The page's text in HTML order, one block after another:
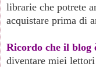
librarie che potrete
acquistare prima di
Ricordo che il blog
diventare miei